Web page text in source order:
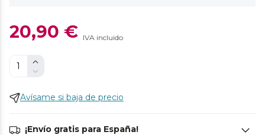
20,90 € IVA incluido
Avísame si baja de precio
¡Envío gratis para España!